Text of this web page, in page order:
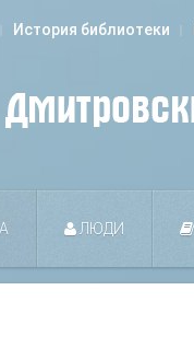
История библиотеки
ЛЮДИ